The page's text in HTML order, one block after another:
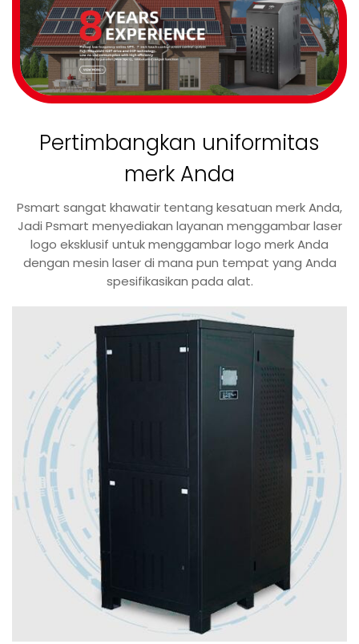
Pertimbangkan uniformitas
merk Anda
Psmart sangat khawatir tentang kesatuan merk Anda,
Jadi Psmart menyediakan layanan menggambar laser
logo eksklusif untuk menggambar logo merk Anda
dengan mesin laser di mana pun tempat yang Anda
spesifikasikan pada alat.